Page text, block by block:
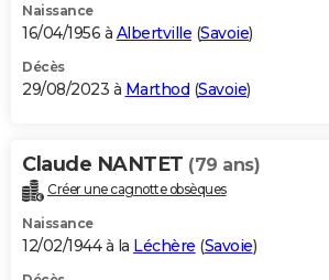
Naissance
16/04/1956 à Albertville (Savoie)
Décès
29/08/2023 à Marthod (Savoie)
Claude NANTET (79 ans)
Créer une cagnotte obsèques
Naissance
12/02/1944 à la Léchère (Savoie)